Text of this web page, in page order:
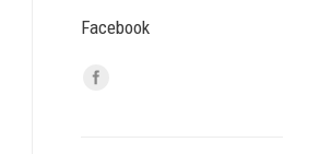
Facebook